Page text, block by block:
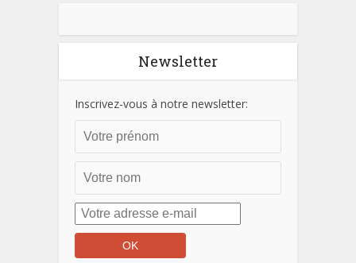
Newsletter
Inscrivez-vous à notre newsletter: